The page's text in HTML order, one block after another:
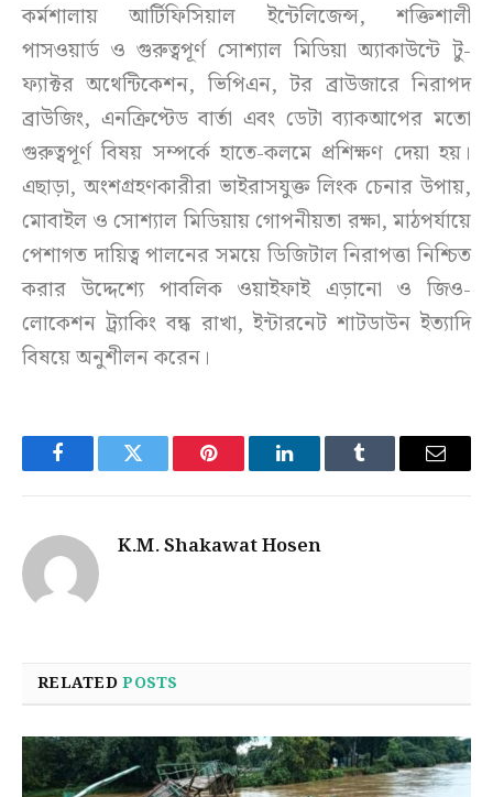
কর্মশালায় আর্টিফিসিয়াল ইন্টেলিজেন্স, শক্তিশালী
পাসওয়ার্ড ও গুরুত্বপূর্ণ সোশ্যাল মিডিয়া অ্যাকাউন্টে টু-
ফ্যাক্টর অথেন্টিকেশন, ভিপিএন, টর ব্রাউজারে নিরাপদ
ব্রাউজিং, এনক্রিপ্টেড বার্তা এবং ডেটা ব্যাকআপের মতো
গুরুত্বপূর্ণ বিষয় সম্পর্কে হাতে-কলমে প্রশিক্ষণ দেয়া হয়।
এছাড়া, অংশগ্রহণকারীরা ভাইরাসযুক্ত লিংক চেনার উপায়,
মোবাইল ও সোশ্যাল মিডিয়ায় গোপনীয়তা রক্ষা, মাঠপর্যায়ে
পেশাগত দায়িত্ব পালনের সময়ে ডিজিটাল নিরাপত্তা নিশ্চিত
করার উদ্দেশ্যে পাবলিক ওয়াইফাই এড়ানো ও জিও-
লোকেশন ট্র্যাকিং বন্ধ রাখা, ইন্টারনেট শাটডাউন ইত্যাদি
বিষয়ে অনুশীলন করেন।
FacebookTwitter Pinterest LinkedInTumblr Email
K.M. Shakawat Hosen
RELATEDPOSTS